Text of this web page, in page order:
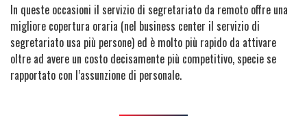
In queste occasioni il servizio di segretariato da remoto offre una
migliore copertura oraria (nel business center il servizio di
segretariato usa più persone) ed è molto più rapido da attivare
oltre ad avere un costo decisamente più competitivo, specie se
rapportato con l’assunzione di personale.